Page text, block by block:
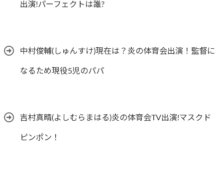
出演!パーフェクトは誰?
中村俊輔(しゅんすけ)現在は？炎の体育会出演！監督に
なるため現役5児のパパ
吉村真晴(よしむらまはる)炎の体育会TV出演!マスクド
ピンポン！